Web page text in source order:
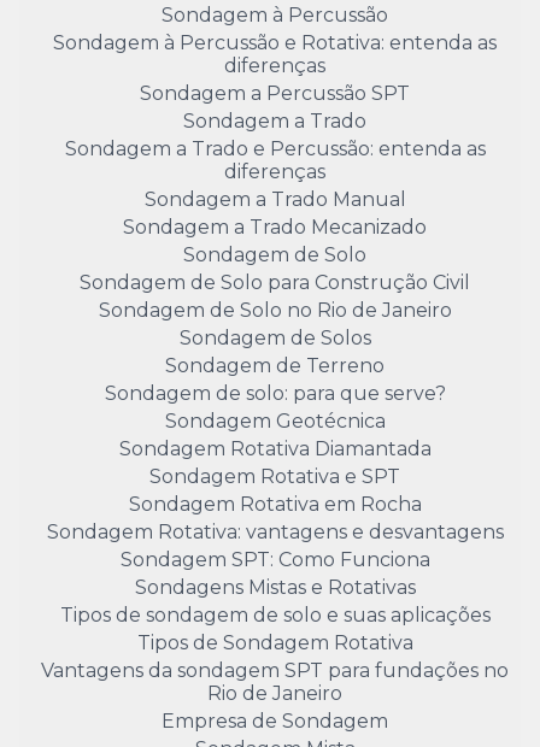
Sondagem à Percussão
Sondagem à Percussão e Rotativa: entenda as
diferenças
Sondagem a Percussão SPT
Sondagem a Trado
Sondagem a Trado e Percussão: entenda as
diferenças
Sondagem a Trado Manual
Sondagem a Trado Mecanizado
Sondagem de Solo
Sondagem de Solo para Construção Civil
Sondagem de Solo no Rio de Janeiro
Sondagem de Solos
Sondagem de Terreno
Sondagem de solo: para que serve?
Sondagem Geotécnica
Sondagem Rotativa Diamantada
Sondagem Rotativa e SPT
Sondagem Rotativa em Rocha
Sondagem Rotativa: vantagens e desvantagens
Sondagem SPT: Como Funciona
Sondagens Mistas e Rotativas
Tipos de sondagem de solo e suas aplicações
Tipos de Sondagem Rotativa
Vantagens da sondagem SPT para fundações no
Rio de Janeiro
Empresa de Sondagem